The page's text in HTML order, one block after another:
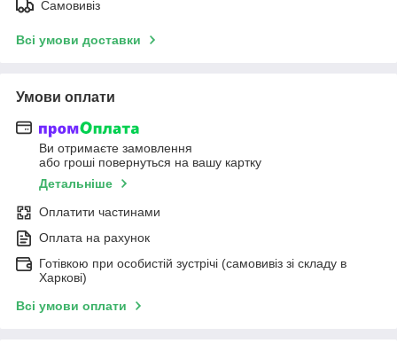
Самовивіз
Всі умови доставки
Умови оплати
Ви отримаєте замовлення
або гроші повернуться на вашу картку
Детальніше
Оплатити частинами
Оплата на рахунок
Готівкою при особистій зустрічі (самовивіз зі складу в
Харкові)
Всі умови оплати